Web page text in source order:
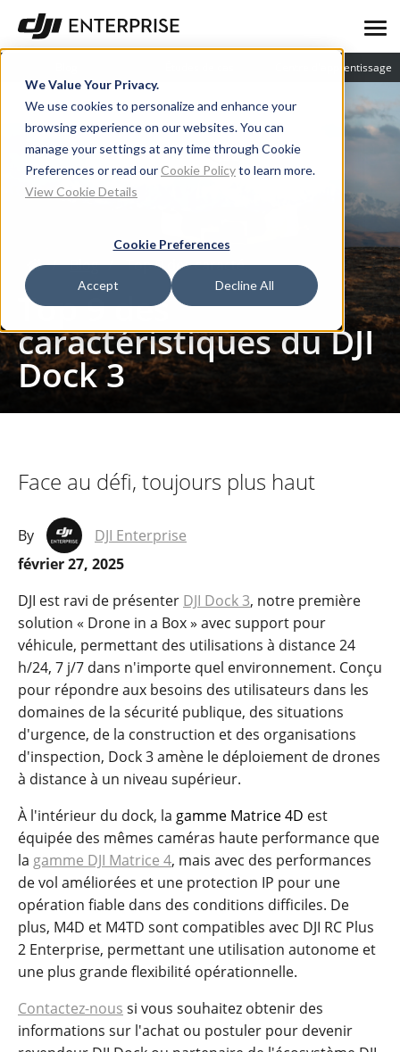
We Value Your Privacy.
We use cookies to personalize and enhance your
browsing experience on our websites. You can
manage your settings at any time through Cookie
Preferences or read our Cookie Policyto learn more.
View Cookie Details
Cookie Preferences
Accept Decline All
Centre d'apprentissage
Blog Top 9 des caractéristiques du DJI Dock 3
Top 9 des
caractéristiques du DJI
Dock 3
Face au défi, toujours plus haut
By
DJI Enterprise
février 27, 2025
DJI est ravi de présenter DJI Dock 3, notre première
solution « Drone in a Box » avec support pour
véhicule, permettant des utilisations à distance 24
h/24, 7 j/7 dans n'importe quel environnement. Conçu
pour répondre aux besoins des utilisateurs dans les
domaines de la sécurité publique, des situations
d'urgence, de la construction et des organisations
d'inspection, Dock 3 amène le déploiement de drones
à distance à un niveau supérieur.
À l'intérieur du dock, la gamme Matrice 4D est
équipée des mêmes caméras haute performance que
la gamme DJI Matrice 4, mais avec des performances
de vol améliorées et une protection IP pour une
opération fiable dans des conditions difficiles. De
plus, M4D et M4TD sont compatibles avec DJI RC Plus
2 Enterprise, permettant une utilisation autonome et
une plus grande flexibilité opérationnelle.
Contactez-nous si vous souhaitez obtenir des
informations sur l'achat ou postuler pour devenir